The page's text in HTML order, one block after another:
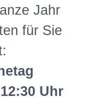
Jahr
für Sie
Uhr